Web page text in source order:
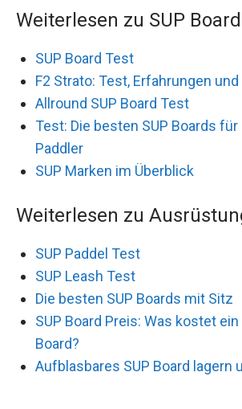
Weiterlesen zu SUP
SUP Board Test
F2 Strato: Test, Erfahrungen
Allround SUP Board Test
Test: Die besten SUP Boards
Paddler
SUP Marken im Überblick
Weiterlesen zu
SUP Paddel Test
SUP Leash Test
Die besten SUP Boards mit Sitz
SUP Board Preis: Was kostet
Board?
Aufblasbares SUP Board lagern